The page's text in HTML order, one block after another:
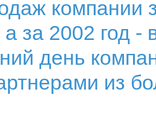
компании
а за 2002 год
день
из